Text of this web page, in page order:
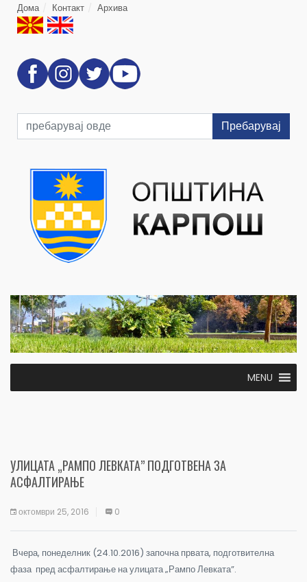
Дома Контакт Архива
Пребарувај
MENU
УЛИЦАТА „РАМПО ЛЕВКАТА” ПОДГОТВЕНА ЗА
АСФАЛТИРАЊЕ
октомври 25, 2016 0
Вчера, понеделник (24.10.2016) започна првата, подготвителна
фаза пред асфалтирање на улицата „Рампо Левката”.